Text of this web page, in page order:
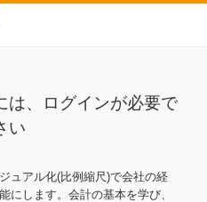
は、ログインが必要で
い
ュアル化(比例縮尺)で会社の経
にします。会計の基本を学び、